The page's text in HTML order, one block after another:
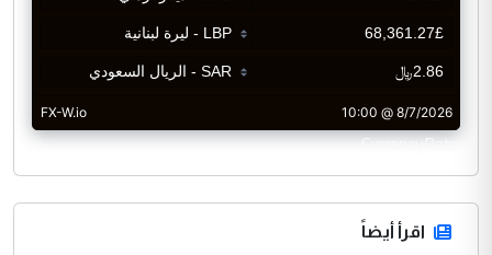
CurrencyRate
اقرأ أيضاً